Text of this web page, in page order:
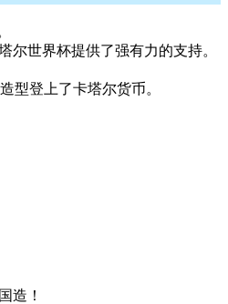
世界杯提供了强有力的支持。
型登上了卡塔尔货币。
造！